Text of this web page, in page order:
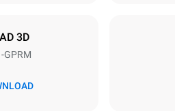
3D
GPRM